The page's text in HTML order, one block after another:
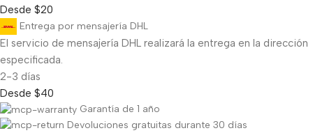
Desde $20
Entrega por mensajería DHL
El servicio de mensajería DHL realizará la entrega en la dirección
especificada.
2-3 días
Desde $40
Garantía de 1 año
Devoluciones gratuitas durante 30 días